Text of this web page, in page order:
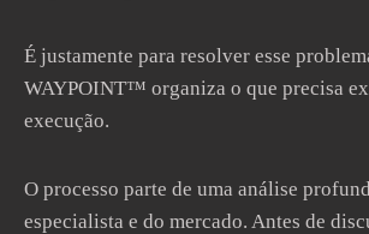
É justamente para resolver esse
WAYPOINT™ organiza o que precisa
execução.
O processo parte de uma análise
especialista e do mercado. Antes de